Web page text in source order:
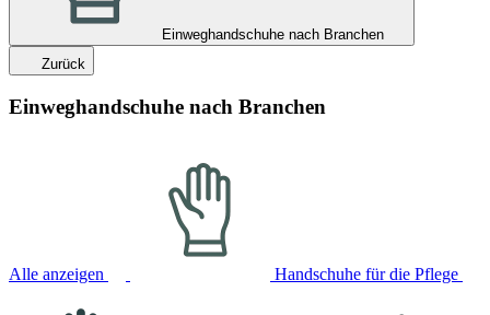
Einweghandschuhe nach Branchen
Zurück
Einweghandschuhe nach Branchen
Alle anzeigen Handschuhe für die Pflege